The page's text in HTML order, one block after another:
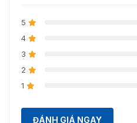
5
4
3
2
1
ĐÁNH GIÁ NGAY